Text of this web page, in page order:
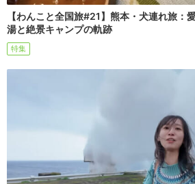
【わんこと全国旅#21】熊本・犬連れ旅：
湯と絶景キャンプの軌跡
特集